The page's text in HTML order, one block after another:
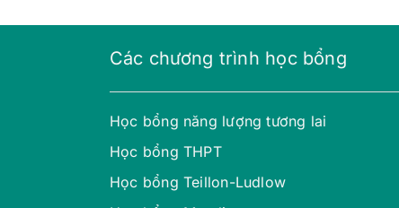
Các chương trình học bổng
Học bổng năng lượng tương lai
Học bổng THPT
Học bổng Teillon-Ludlow